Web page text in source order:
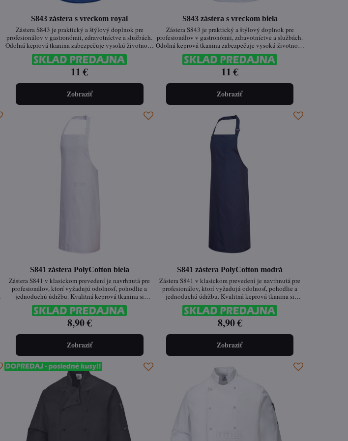
S843 zástera s vreckom royal
Zástera S843 je praktický a štýlový doplnok pre
profesionálov v gastronómii, zdravotníctve a službách.
Odolná keprová tkanina zabezpečuje vysokú životnosť,
zatiaľ čo nastaviteľné bočné upínanie na cvočky
poskytuje pohodlné a flexibilné nosenie. Široká škála
farebných variantov umožňuje jednoduché
prispôsobenie firemným potrebám.
11 €
Zobraziť
S843 zástera s vreckom biela
Zástera S843 je praktický a štýlový doplnok pre
profesionálov v gastronómii, zdravotníctve a službách.
Odolná keprová tkanina zabezpečuje vysokú životnosť,
zatiaľ čo nastaviteľné bočné upínanie na cvočky
poskytuje pohodlné a flexibilné nosenie. Široká škála
farebných variantov umožňuje jednoduché
prispôsobenie firemným potrebám.
11 €
Zobraziť
S841 zástera PolyCotton biela
Zástera S841 v klasickom prevedení je navrhnutá pre
profesionálov, ktorí vyžadujú odolnosť, pohodlie a
jednoduchú údržbu. Kvalitná keprová tkanina si
udržuje tvar aj farbu aj po častom praní. Povrchová
úprava Texpel™ Splash Eco chráni látku pred
nečistotami a vodou. Nastaviteľný krk a bezpečné
šnúrky zaisťujú dokonalé prispôsobenie.
8,90 €
Zobraziť
S841 zástera PolyCotton modrá
Zástera S841 v klasickom prevedení je navrhnutá pre
profesionálov, ktorí vyžadujú odolnosť, pohodlie a
jednoduchú údržbu. Kvalitná keprová tkanina si
udržuje tvar aj farbu aj po častom praní. Povrchová
úprava Texpel™ Splash Eco chráni látku pred
nečistotami a vodou. Nastaviteľný krk a bezpečné
šnúrky zaisťujú dokonalé prispôsobenie.
8,90 €
Zobraziť